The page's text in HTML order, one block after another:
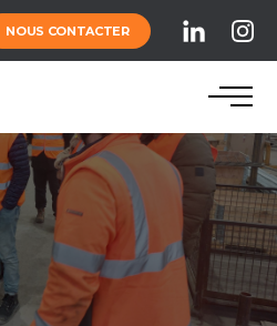
NOUS CONTACTER